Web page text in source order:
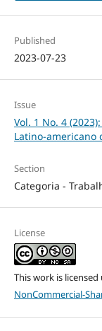
Published
2023-07-23
Issue
Vol. 1 No. 4
Latino-americano
Section
Categoria -
License
This work is licensed
NonCommercial-